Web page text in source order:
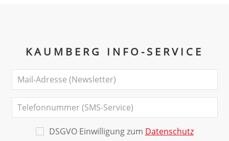
KAUMBERG INFO-SERVICE
DSGVO Einwilligung zum Datenschutz